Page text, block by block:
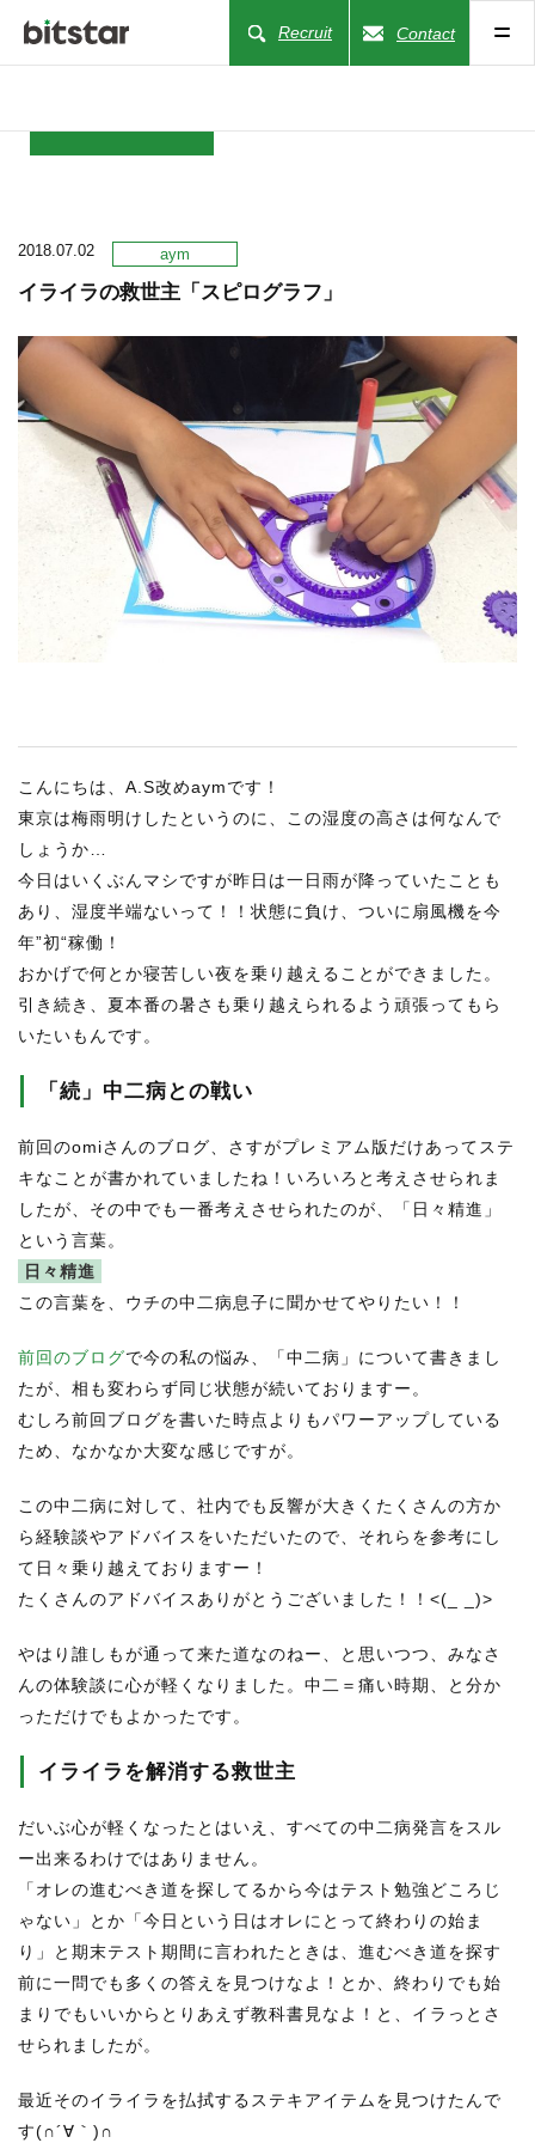
Recruit Contact
COMPANY
BUSINESS
WORKS
ACTION
RECRUIT
STAFF BLOG
CONTACT US
プライバシーポリシー
2018.07.02 aym
イライラの救世主「スピログラフ」
こんにちは、A.S改めaymです！
東京は梅雨明けしたというのに、この湿度の高さは何なんで
しょうか…
今日はいくぶんマシですが昨日は一日雨が降っていたことも
あり、湿度半端ないって！！状態に負け、ついに扇風機を今
年”初“稼働！
おかげで何とか寝苦しい夜を乗り越えることができました。
引き続き、夏本番の暑さも乗り越えられるよう頑張ってもら
いたいもんです。
「続」中二病との戦い
前回のomiさんのブログ、さすがプレミアム版だけあってステ
キなことが書かれていましたね！いろいろと考えさせられま
したが、その中でも一番考えさせられたのが、「日々精進」
という言葉。
日々精進
この言葉を、ウチの中二病息子に聞かせてやりたい！！
前回のブログで今の私の悩み、「中二病」について書きまし
たが、相も変わらず同じ状態が続いておりますー。
むしろ前回ブログを書いた時点よりもパワーアップしている
ため、なかなか大変な感じですが。
この中二病に対して、社内でも反響が大きくたくさんの方か
ら経験談やアドバイスをいただいたので、それらを参考にし
て日々乗り越えておりますー！
たくさんのアドバイスありがとうございました！！<(_ _)>
やはり誰しもが通って来た道なのねー、と思いつつ、みなさ
んの体験談に心が軽くなりました。中二＝痛い時期、と分か
っただけでもよかったです。
イライラを解消する救世主
だいぶ心が軽くなったとはいえ、すべての中二病発言をスル
ー出来るわけではありません。
「オレの進むべき道を探してるから今はテスト勉強どころじ
ゃない」とか「今日という日はオレにとって終わりの始ま
り」と期末テスト期間に言われたときは、進むべき道を探す
前に一問でも多くの答えを見つけなよ！とか、終わりでも始
まりでもいいからとりあえず教科書見なよ！と、イラっとさ
せられましたが。
最近そのイライラを払拭するステキアイテムを見つけたんで
す(∩´∀｀)∩